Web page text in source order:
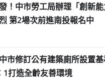
！中市勞工局辦理「創新
第2場次前進南投報名中
市修訂公有建築廁所設置
1打造全齡友善環境